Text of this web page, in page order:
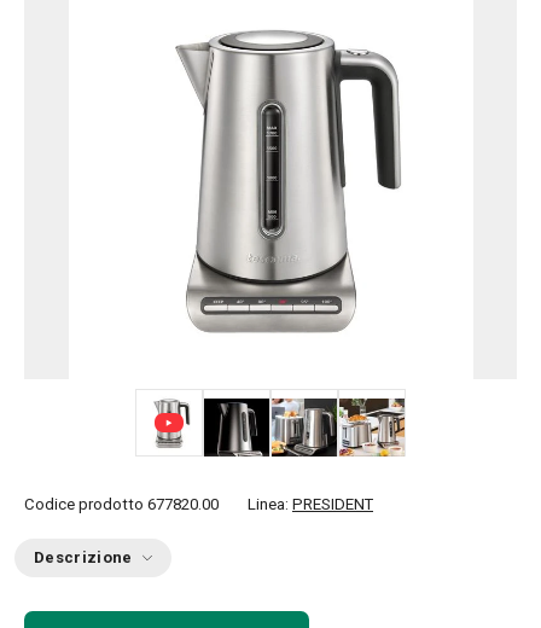
Codice prodotto 677820.00 Linea: PRESIDENT
Descrizione